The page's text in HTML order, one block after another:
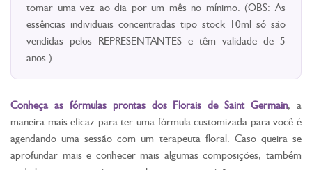
tomar uma vez ao dia por um mês no mínimo. (OBS: As
essências individuais concentradas tipo stock 10ml só são
vendidas pelos REPRESENTANTES e têm validade de 5
anos.)
Conheça as fórmulas prontas dos Florais de Saint Germain, a
maneira mais eficaz para ter uma fórmula customizada para você é
agendando uma sessão com um terapeuta floral. Caso queira se
aprofundar mais e conhecer mais algumas composições, também